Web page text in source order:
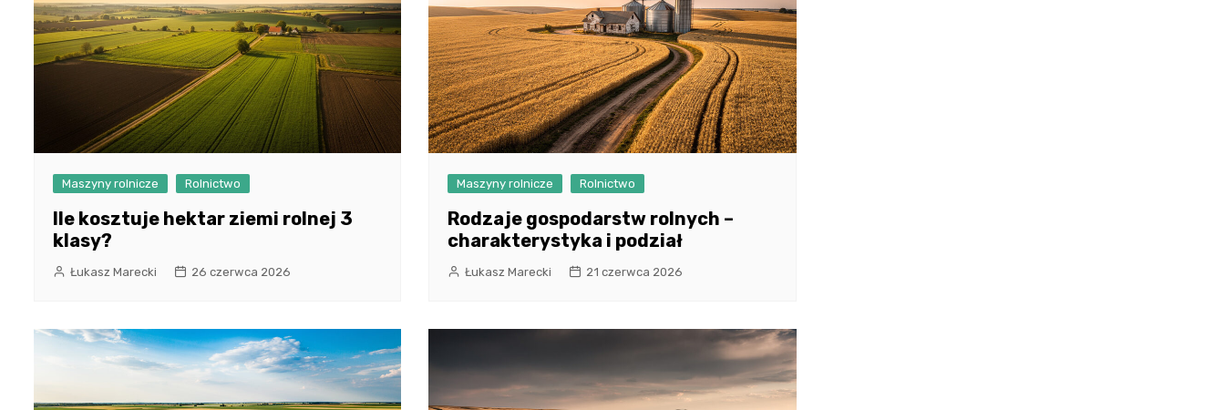
Maszyny rolnicze Rolnictwo
Ile kosztuje hektar ziemi rolnej 3
klasy?
Łukasz Marecki 26 czerwca 2026
Maszyny rolnicze Rolnictwo
Rodzaje gospodarstw rolnych –
charakterystyka i podział
Łukasz Marecki 21 czerwca 2026